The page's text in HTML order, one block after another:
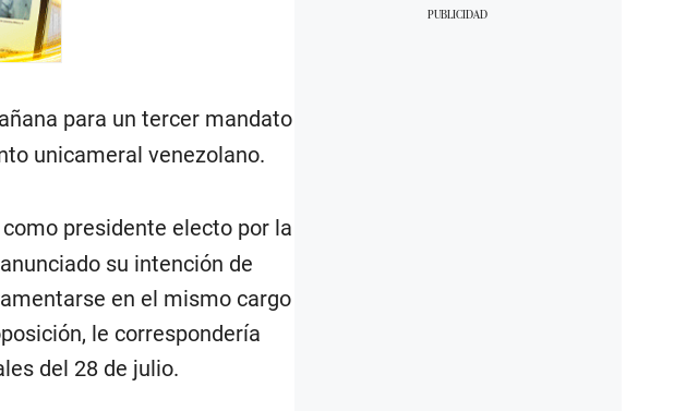
para un tercer mandato
unicameral venezolano.
presidente electo por la
su intención de
en el mismo cargo
le correspondería
del 28 de julio.